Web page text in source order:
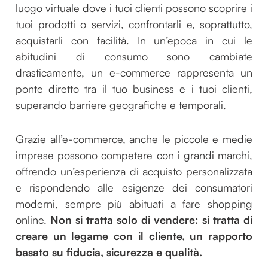
luogo virtuale dove i tuoi clienti possono scoprire i
tuoi prodotti o servizi, confrontarli e, soprattutto,
acquistarli con facilità. In un’epoca in cui le
abitudini di consumo sono cambiate
drasticamente, un e-commerce rappresenta un
ponte diretto tra il tuo business e i tuoi clienti,
superando barriere geografiche e temporali.
Grazie all’e-commerce, anche le piccole e medie
imprese possono competere con i grandi marchi,
offrendo un’esperienza di acquisto personalizzata
e rispondendo alle esigenze dei consumatori
moderni, sempre più abituati a fare shopping
online. Non si tratta solo di vendere: si tratta di
creare un legame con il cliente, un rapporto
basato su fiducia, sicurezza e qualità.